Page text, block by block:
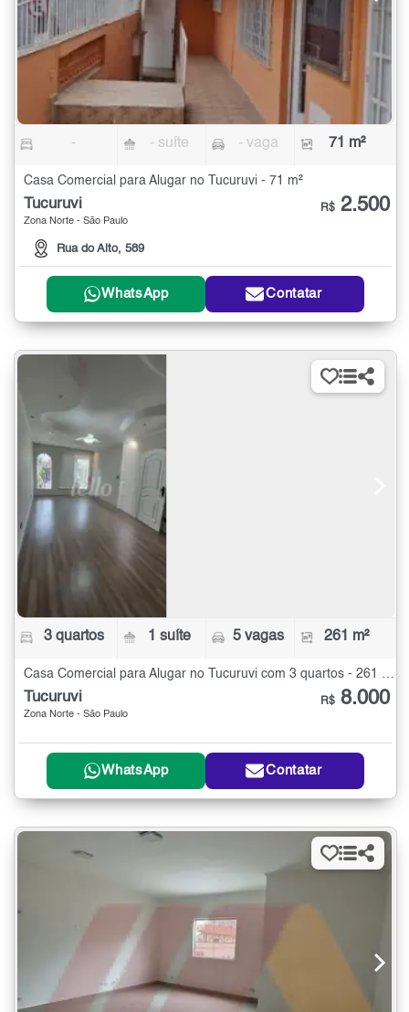
- - suíte - vaga 71 m²
Casa Comercial para Alugar no Tucuruvi - 71 m²
Tucuruvi
Zona Norte - São Paulo
Rua do Alto, 589
R$ 2.500
WhatsApp Contatar
3 quartos 1 suíte 5 vagas 261 m²
Tucuruvi
Zona Norte - São Paulo
R$ 8.000
WhatsApp Contatar